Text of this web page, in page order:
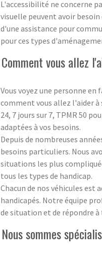
L'accessibilité ne concerne
visuelle peuvent avoir
d'une assistance pour
pour ces types
Comment vous allez
Vous voyez une personne
comment vous allez l'aider à
24, 7 jours sur 7, TPMR 50
adaptées à vos besoins.
Depuis de nombreuses
besoins particuliers. Nous
situations les plus
tous les types de handicap.
Chacun de nos véhicules
handicapés. Notre équipe
de situation et de répondre à
Nous sommes